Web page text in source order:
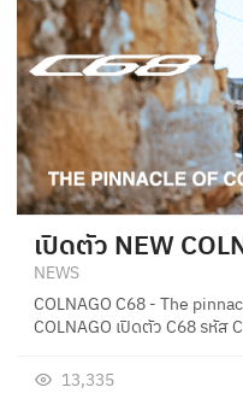
เปิดตัว NEW
NEWS
COLNAGO C68 - The
COLNAGO เปิดตัว C68 รหัส
13,335